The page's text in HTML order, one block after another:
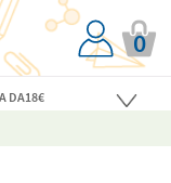
0
DA18€